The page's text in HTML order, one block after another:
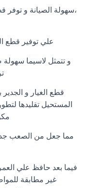
،سهولة الصيانة و
علي توفير قطع
و تتمثل لاسيما
قطع الغيار و
المستحيل تقليدها
مما جعل من الصعب
فيما بعد حافظ علي
غير مطابقة